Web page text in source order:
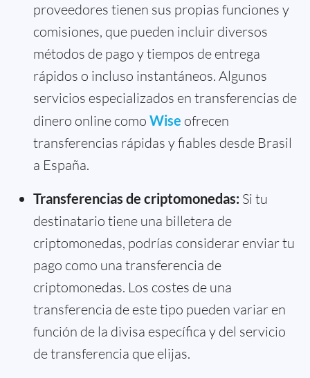
proveedores tienen sus propias funciones y
comisiones, que pueden incluir diversos
métodos de pago y tiempos de entrega
rápidos o incluso instantáneos. Algunos
servicios especializados en transferencias de
dinero online como Wise ofrecen
transferencias rápidas y fiables desde Brasil
a España.
Transferencias de criptomonedas: Si tu
destinatario tiene una billetera de
criptomonedas, podrías considerar enviar tu
pago como una transferencia de
criptomonedas. Los costes de una
transferencia de este tipo pueden variar en
función de la divisa específica y del servicio
de transferencia que elijas.